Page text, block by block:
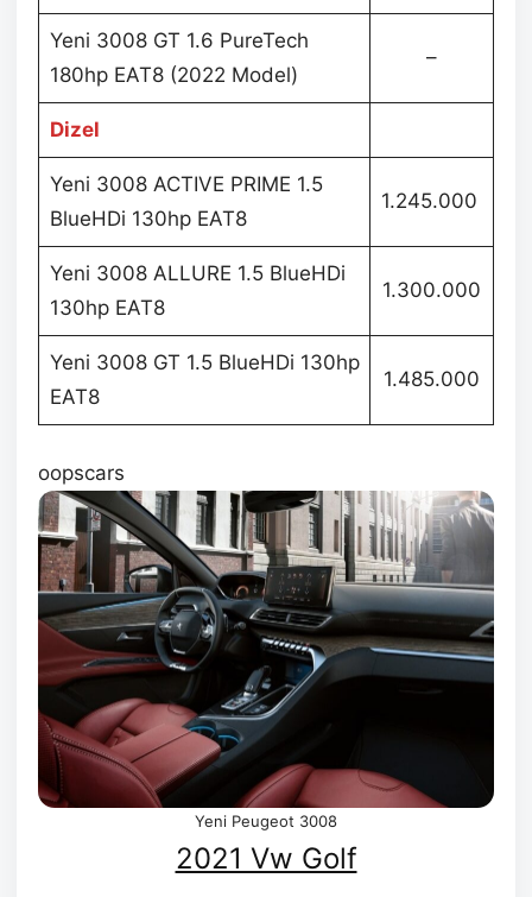
Yeni 3008 GT 1.6 PureTech
180hp EAT8 (2022 Model)
–
Dizel
Yeni 3008 ACTIVE PRIME 1.5
BlueHDi 130hp EAT8
1.245.000
Yeni 3008 ALLURE 1.5 BlueHDi
130hp EAT8
1.300.000
Yeni 3008 GT 1.5 BlueHDi 130hp
EAT8
1.485.000
oopscars
Yeni Peugeot 3008
2021 Vw Golf